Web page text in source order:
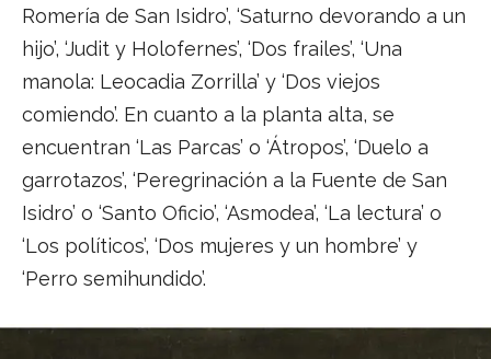
Romería de San Isidro’, ‘Saturno devorando a un
hijo’, ‘Judit y Holofernes’, ‘Dos frailes’, ‘Una
manola: Leocadia Zorrilla’ y ‘Dos viejos
comiendo’. En cuanto a la planta alta, se
encuentran ‘Las Parcas’ o ‘Átropos’, ‘Duelo a
garrotazos’, ‘Peregrinación a la Fuente de San
Isidro’ o ‘Santo Oficio’, ‘Asmodea’, ‘La lectura’ o
‘Los políticos’, ‘Dos mujeres y un hombre’ y
‘Perro semihundido’.